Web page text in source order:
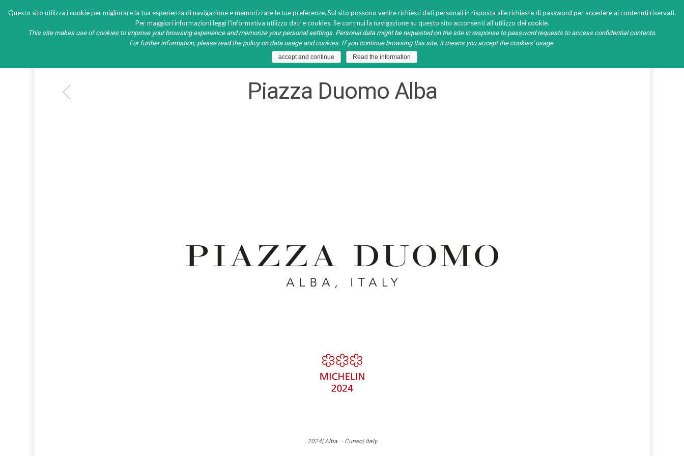
HOME PRODOTTI NEWS MEDIA HO.RE.CA. GALLERY LAVORA CON NOI EVENTI RICHIESTA PASSWORD
Piazza Duomo Alba
2024| Alba – Cuneo| Italy
Questo sito utilizza i cookie per migliorare la tua esperienza di navigazione e memorizzare le tue preferenze. Sul sito possono venire richiesti dati personali in risposta alle richieste di password per accedere ai contenuti riservati.
Per maggiori informazioni leggi l'informativa utilizzo dati e cookies. Se continui la navigazione su questo sito acconsenti all'utilizzo dei cookie.
This site makes use of cookies to improve your browsing experience and memorize your personal settings. Personal data might be requested on the site in response to password requests to access confidential contents.
For further information, please read the policy on data usage and cookies. If you continue browsing this site, it means you accept the cookies' usage.
accept and continue Read the information